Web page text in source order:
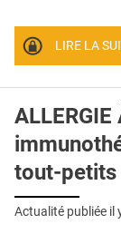
CONTACTLIRE LA
ALLERGIE
tout-petits
Actualité publiée il